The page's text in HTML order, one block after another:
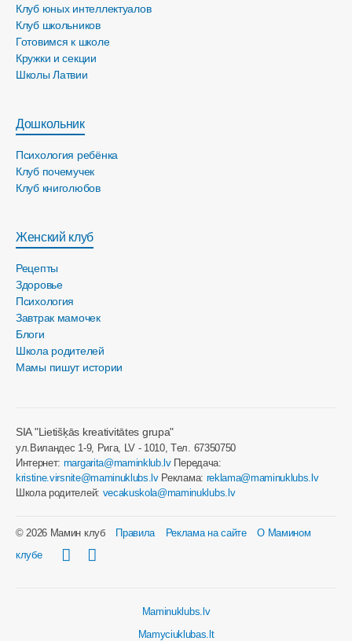
Клуб юных интеллектуалов
Клуб школьников
Готовимся к школе
Кружки и секции
Школы Латвии
Дошкольник
Психология ребёнка
Клуб почемучек
Клуб книголюбов
Женский клуб
Рецепты
Здоровье
Психология
Завтрак мамочек
Блоги
Школа родителей
Мамы пишут истории
SIA "Lietišķās kreativitātes grupa"
ул.Виландес 1-9, Рига, LV - 1010, Tел. 67350750
Интернет: margarita@maminklub.lvПередача:
kristine.virsnite@maminuklubs.lvРеклама: reklama@maminuklubs.lv
Школа родителей: vecakuskola@maminuklubs.lv
© 2026 Мамин клуб Правила Реклама на сайте
О Мамином
клубе
Maminuklubs.lv
Mamyciuklubas.lt